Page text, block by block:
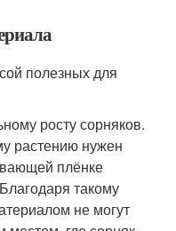
полезных для
росту сорняков.
растению нужен
плёнке
такому
не могут